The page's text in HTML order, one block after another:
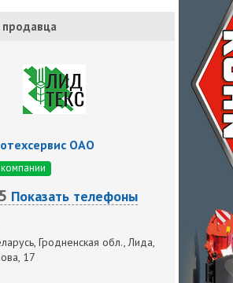
ОАО
Показать телефоны
Гродненская обл., Лида,
17